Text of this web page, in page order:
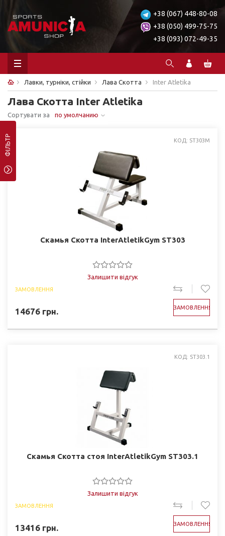
+38 (067) 448-80-08
+38 (050) 499-75-75
+38 (093) 072-49-35
Лавки, турніки, стійки Лава Скотта Inter Atletika
Лава Скотта Inter Atletika
Сортувати за по умолчанию
ФІЛЬТР КОД: ST303M
Скамья Скотта InterAtletikGym ST303
Залишити відгук
ЗАМОВЛЕННЯ
14676 грн. ЗАМОВЛЕННЯ
КОД: ST303.1
Скамья Скотта стоя InterAtletikGym ST303.1
Залишити відгук
ЗАМОВЛЕННЯ
13416 грн. ЗАМОВЛЕННЯ